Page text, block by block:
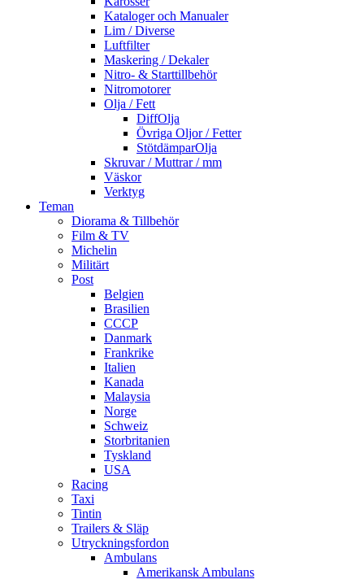
Kataloger och Manualer
Lim / Diverse
Luftfilter
Maskering / Dekaler
Nitro- & Starttillbehör
Nitromotorer
Olja / Fett
DiffOlja
Övriga Oljor / Fetter
StötdämparOlja
Skruvar / Muttrar / mm
Väskor
Verktyg
Teman
Diorama & Tillbehör
Film & TV
Michelin
Militärt
Post
Belgien
Brasilien
CCCP
Danmark
Frankrike
Italien
Kanada
Malaysia
Norge
Schweiz
Storbritanien
Tyskland
USA
Racing
Taxi
Tintin
Trailers & Släp
Utryckningsfordon
Ambulans
Amerikansk Ambulans